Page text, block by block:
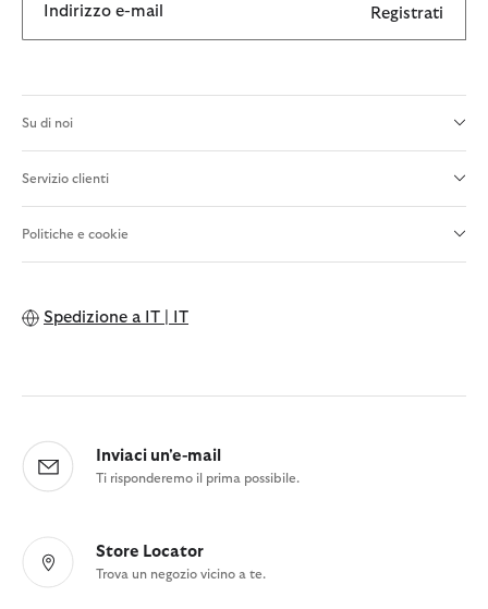
Indirizzo e-mail Registrati
Su di noi
Servizio clienti
Politiche e cookie
Spedizione a IT | IT
Inviaci un'e-mail
Ti risponderemo il prima possibile.
Store Locator
Trova un negozio vicino a te.